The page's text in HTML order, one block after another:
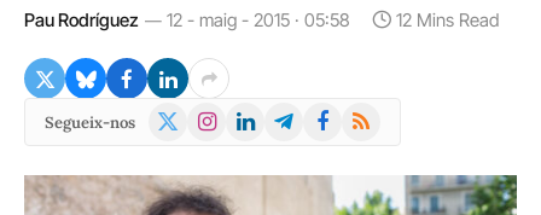
Pau Rodríguez 12 - maig - 2015 · 05:58 12 Mins Read
Segueix-nos
X
Instagram
LinkedInTelegramFacebook
RSS